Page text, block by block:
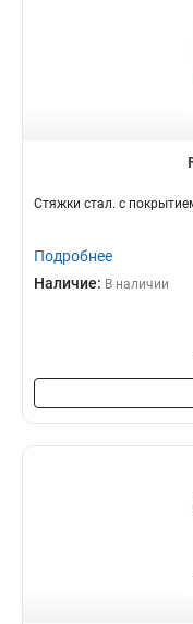
Стяжки стал. с
Подробнее
Наличие: В наличии